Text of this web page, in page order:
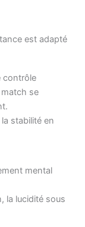
est adapté
contrôle
se
stabilité en
mental
la lucidité sous